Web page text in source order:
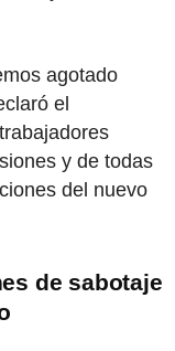
agotado
el
y de todas
del nuevo
de sabotaje